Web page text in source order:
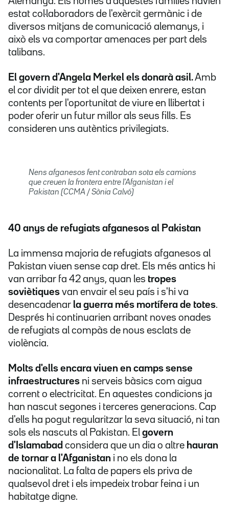
estat col·laboradors de l'exèrcit germànic i de
diversos mitjans de comunicació alemanys, i
això els va comportar amenaces per part dels
talibans.
El govern d'Angela Merkel els donarà asil.Amb
el cor dividit per tot el que deixen enrere, estan
contents per l'oportunitat de viure en llibertat i
poder oferir un futur millor als seus fills. Es
consideren uns autèntics privilegiats.
Nens afganesos fent contraban sota els camions
que creuen la frontera entre l'Afganistan i el
Pakistan (CCMA / Sònia Calvó)
40 anys de refugiats afganesos al Pakistan
La immensa majoria de refugiats afganesos al
Pakistan viuen sense cap dret. Els més antics hi
van arribar fa 42 anys, quan les tropes
soviètiques van envair el seu país i s'hi va
desencadenar la guerra més mortífera de totes.
Després hi continuarien arribant noves onades
de refugiats al compàs de nous esclats de
violència.
Molts d'ells encara viuen en camps sense
infraestructures ni serveis bàsics com aigua
corrent o electricitat. En aquestes condicions ja
han nascut segones i terceres generacions. Cap
d'ells ha pogut regularitzar la seva situació, ni tan
sols els nascuts al Pakistan. El govern
d'Islamabad considera que un dia o altre hauran
de tornar a l'Afganistan i no els dona la
nacionalitat. La falta de papers els priva de
qualsevol dret i els impedeix trobar feina i un
habitatge digne.